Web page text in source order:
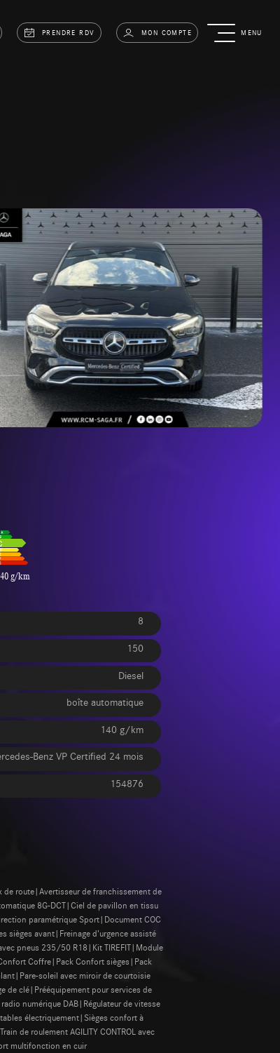
PRENDRE RDV MON COMPTE MENU
g/km
8
150
Diesel
boîte automatique
140 g/km
Benz VP Certified 24 mois
154876
route|Avertisseur de franchissement de
8G-DCT|Ciel de pavillon en tissu
paramétrique Sport|Document COC
sièges avant|Freinage d’urgence assisté
pneus 235/50 R18|Kit TIREFIT|Module
Coffre|Pack Confort sièges|Pack
soleil avec miroir de courtoisie
de clé|Prééquipement pour services de
numérique DAB|Régulateur de vitesse
électriquement|Sièges confort à
de roulement AGILITY CONTROL avec
multifonction en cuir